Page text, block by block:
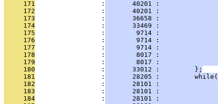
     171
                 :
40201 :
     172
                 :
40201 :
     173
                 :
36658 :
     174
                 :
33469 :
     175
                 :
9714 :
     176
                 :
9714 :
     177
                 :
9714 :
     178
                 :
8017 :
     179
                 :
8017 :
     180
                 :
       33012 :         };
     181
                 :
28205 :
     182
                 :
28101 :
     183
                 :
28101 :
     184
                 :
28101 :